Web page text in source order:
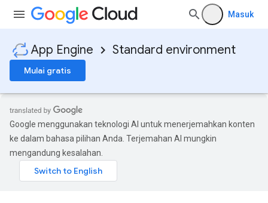
Masuk
App Engine Standard environment
Mulai gratis
Google menggunakan teknologi AI untuk menerjemahkan konten
ke dalam bahasa pilihan Anda. Terjemahan AI mungkin
mengandung kesalahan.